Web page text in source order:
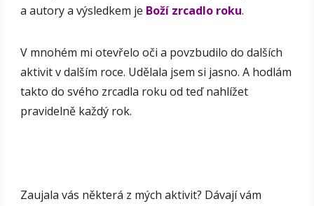
a autory a výsledkem je Boží zrcadlo roku.
V mnohém mi otevřelo oči a povzbudilo do dalších
aktivit v dalším roce. Udělala jsem si jasno. A hodlám
takto do svého zrcadla roku od teď nahlížet
pravidelně každý rok.
Zaujala vás některá z mých aktivit? Dávají vám